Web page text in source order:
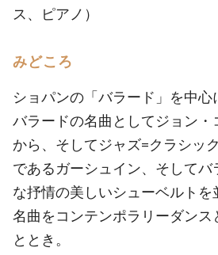
ス、ピアノ）
みどころ
ショパンの「バラード」を中心
バラードの名曲としてジョン・
から、そしてジャズ=クラシッ
であるガーシュイン、そして
な抒情の美しいシューベルトを
名曲をコンテンポラリーダンス
ととき。